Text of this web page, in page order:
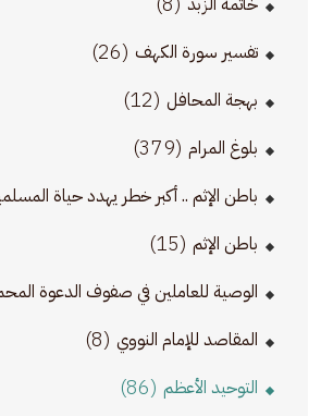
تفسير سورة الكهف (26)
بهجة المحافل (12)
بلوغ المرام (379)
باطن الإثم .. أكبر خطر يهدد حياة
باطن الإثم (15)
الوصية للعاملين في صفوف الدعوة
المقاصد للإمام النووي (8)
التوحيد الأعظم (86)